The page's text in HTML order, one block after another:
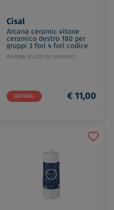
Cisal
Arcana ceramic vitone
ceramico destro 180 per
gruppi 3 fori 4 fori codice
prod: ZZ92859004
RICAMBI SCELTO DA DESIVERO
DETTAGLI € 11,00